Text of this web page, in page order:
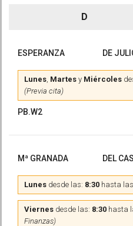
D
ESPERANZA DE
Lunes, Martes y Miércoles
(Previa cita)
PB.W2
Mª GRANADA DEL
Lunes desde las: 8:30 hasta
Viernes desde las: 8:30 hasta
Finanzas)